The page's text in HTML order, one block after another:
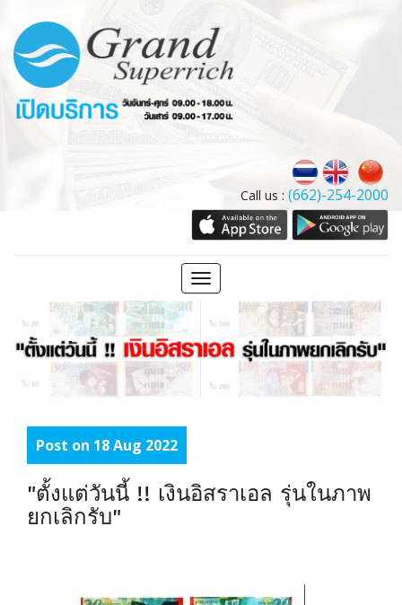
Call us : (662)-254-2000
Toggle
navigation
Post on 18 Aug 2022
"ตั้งแต่วันนี้ !! เงินอิสราเอล รุ่นในภาพ
ยกเลิกรับ"